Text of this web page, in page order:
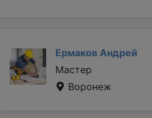
Ермаков Андрей
Мастер
Воронеж